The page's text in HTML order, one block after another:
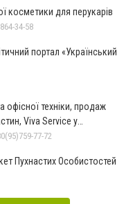
косметики для перукарів
34-58
портал «Український
офісної техніки, продаж
Viva Service у
77-72
Пухнастих Особистостей